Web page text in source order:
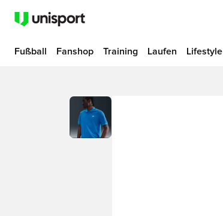
Fußball Fanshop Training Laufen Lifestyle